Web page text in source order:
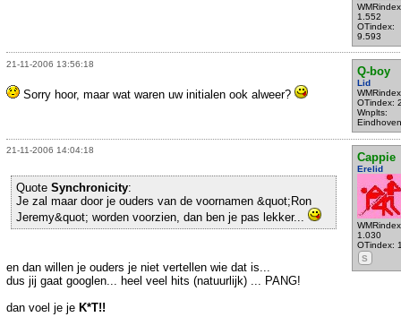
1.552
OTindex:
9.593
21-11-2006 13:56:18
Q-boy
Lid
OTindex:
Wnplts:
Eindhoven
Sorry hoor, maar wat waren uw initialen ook alweer?
21-11-2006 14:04:18
Cappie
Erelid
1.030
OTindex:
S
Quote Synchronicity:
Je zal maar door je ouders van de voornamen &quot;Ron
Jeremy&quot; worden voorzien, dan ben je pas lekker...
en dan willen je ouders je niet vertellen wie dat is...
dus jij gaat googlen... heel veel hits (natuurlijk) ... PANG!
dan voel je je K*T!!